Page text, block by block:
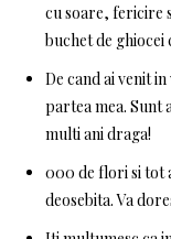
cu soare, fericire
buchet de ghiocei
De cand ai venit
partea mea. Sunt
multi ani draga!
000 de flori si tot
deosebita. Va